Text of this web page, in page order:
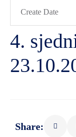
Create Date
4.
Share: